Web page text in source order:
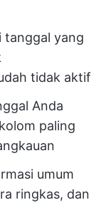
tanggal yang
tidak aktif
Anda
paling
umum
ringkas, dan